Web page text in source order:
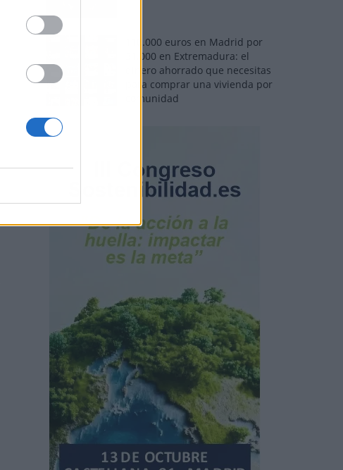
110.000 euros en Madrid por
31.000 en Extremadura: el
dinero ahorrado que necesitas
para comprar una vivienda por
comunidad